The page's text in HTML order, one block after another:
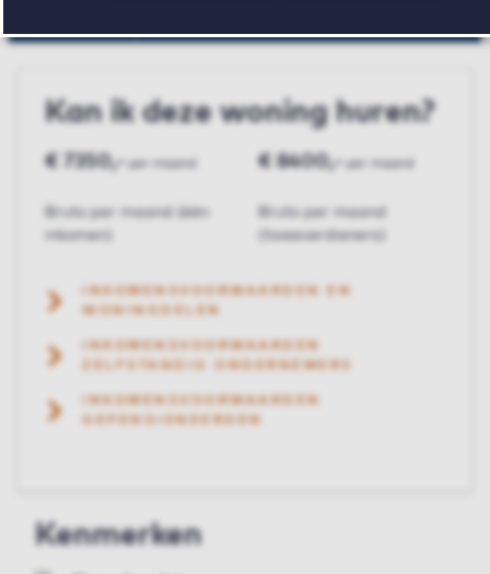
Kan ik deze woning huren?
€ 7350,-
Bruto per maand (één
inkomen)
€ 8400,-
Bruto per maand
(tweeverdieners)
INKOMENSVOORWAARDEN EN
INKOMENSVOORWAARDEN
ZELFSTANDIG ONDERNEMERS
INKOMENSVOORWAARDEN
GEPENSIONEERDEN
Kenmerken